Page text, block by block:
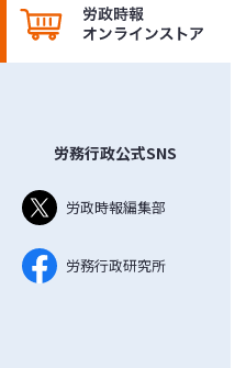
労務行政公式SNS
労政時報編集部
労務行政研究所